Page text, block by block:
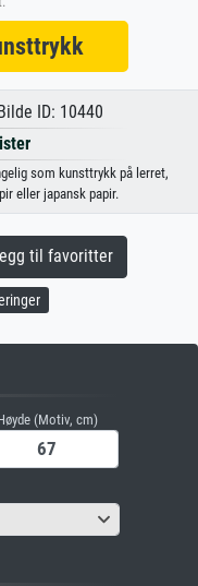
ID: 10440
som kunsttrykk på lerret,
eller japansk papir.
til favoritter
(Motiv, cm)